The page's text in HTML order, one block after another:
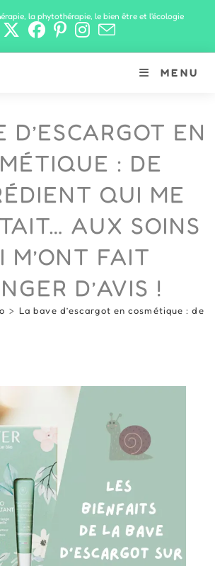
la phytothérapie, le bien être et l'écologie
MENU
D’ESCARGOT EN
: DE
QUI ME
AUX SOINS
M’ONT FAIT
D’AVIS !
> La bave d’escargot en cosmétique : de